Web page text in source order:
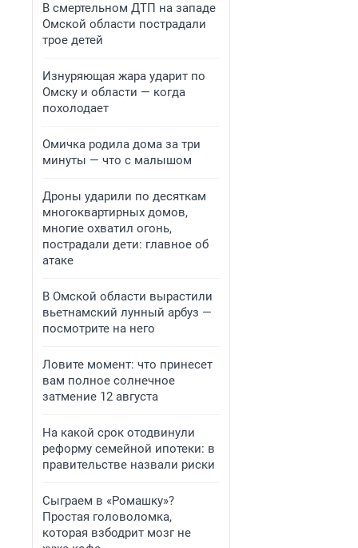
В смертельном ДТП на западе
Омской области пострадали
трое детей
Изнуряющая жара ударит по
Омску и области — когда
похолодает
Омичка родила дома за три
минуты — что с малышом
Дроны ударили по десяткам
многоквартирных домов,
многие охватил огонь,
пострадали дети: главное об
атаке
В Омской области вырастили
вьетнамский лунный арбуз —
посмотрите на него
Ловите момент: что принесет
вам полное солнечное
затмение 12 августа
На какой срок отодвинули
реформу семейной ипотеки: в
правительстве назвали риски
Сыграем в «Ромашку»?
Простая головоломка,
которая взбодрит мозг не